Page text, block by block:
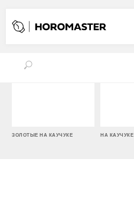
ЗОЛОТЫЕ НА КАУЧУКЕ НА КАУЧУКЕ